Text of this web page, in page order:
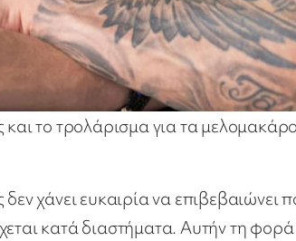
και το τρολάρισμα για τα
χάνει ευκαιρία να επιβεβαιώνει
κατά διαστήματα. Αυτήν τη